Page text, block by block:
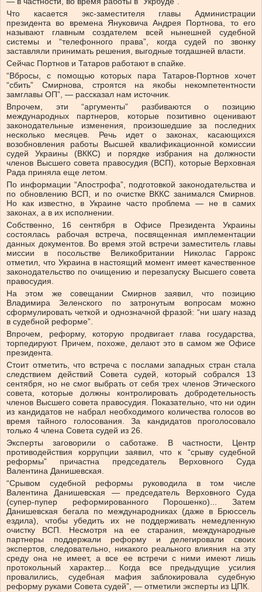
Что касается экс-заместителя главы Администрации
президента во времена Януковича Андрея Портнова, то его
называют главным создателем всей нынешней судебной
системы и “телефонного права”, когда судей по звонку
заставляли принимать решения, выгодные тогдашней власти.
Сейчас Портнов и Татаров работают в спайке.
“Вбросы, с помощью которых пара Татаров-Портнов хочет
“сбить” Смирнова, строятся на якобы некомпетентности
замглавы ОП”, — рассказал нам источник.
Впрочем, эти “аргументы” разбиваются о позицию
международных партнеров, которые позитивно оценивают
законодательные изменения, произошедшие за последних
несколько месяцев. Речь идет о законах, касающихся
возобновления работы Высшей квалификационной комиссии
судей Украины (ВККС) и порядке избрания на должности
членов Высшего совета правосудия (ВСП), которые Верховная
Рада приняла еще летом.
По информации “Апострофа”, подготовкой законодательства и
по обновлению ВСП, и по очистке ВККС занимался Смирнов.
Но как известно, в Украине часто проблема — не в самих
законах, а в их исполнении.
Собственно, 16 сентября в Офисе Президента Украины
состоялась рабочая встреча, посвященная имплементации
данных документов. Во время этой встречи заместитель главы
миссии в посольстве Великобритании Николас Гаррокс
отметил, что Украина в настоящий момент имеет качественное
законодательство по очищению и перезапуску Высшего совета
правосудия.
На этом же совещании Смирнов заявил, что позицию
Владимира Зеленского по затронутым вопросам можно
сформулировать четкой и однозначной фразой: “ни шагу назад
в судебной реформе”.
Впрочем, реформу, которую продвигает глава государства,
торпедируют. Причем, похоже, делают это в самом же Офисе
президента.
Стоит отметить, что встреча с послами западных стран стала
следствием действий Совета судей, который собрался 13
сентября, но не смог выбрать от себя трех членов Этического
совета, которые должны контролировать добродетельность
членов Высшего совета правосудия. Показательно, что ни один
из кандидатов не набрал необходимого количества голосов во
время тайного голосования. За кандидатов проголосовало
только 4 члена Совета судей из 26.
Эксперты заговорили о саботаже. В частности, Центр
противодействия коррупции заявил, что к “срыву судебной
реформы” причастна председатель Верховного Суда
Валентина Данишевская.
“Срывом судебной реформы руководила в том числе
Валентина Данишевская — председатель Верховного Суда
(супер-пупер реформированного Порошенко)... Затем
Данишевская бегала по международниках (даже в Брюссель
ездила), чтобы убедить их не поддерживать немедленную
очистку ВСП. Несмотря на ее старания, международные
партнеры поддержали реформу и делегировали своих
экспертов, следовательно, никакого реального влияния на эту
среду она не имеет, а все ее встречи с ними имеют лишь
протокольный характер... Когда все предыдущие усилия
провалились, судебная мафия заблокировала судебную
реформу руками Совета судей”, — отметили эксперты из ЦПК.